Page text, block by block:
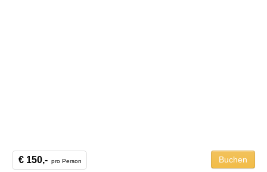
€ 150,- pro Person Buchen